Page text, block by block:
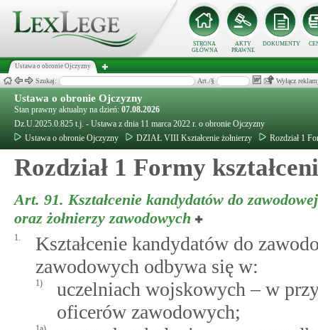
STRONA
GŁÓWNA
AKTY
PRAWNE
DOKUMENTY
Ustawa o obronie Ojczyzny
Szukaj: Art./§ Wyłącz
Ustawa o obronie Ojczyzny
Stan prawny aktualny na dzień: 07.08.2026
Dz.U.2025.0.825 t.j. - Ustawa z dnia 11 marca 2022 r. o obronie Ojczyzny
Ustawa o obronie Ojczyzny
DZIAŁ VIII Kształcenie żołnierzy Rozdział 1
Rozdział 1 Formy
Art. 91. Kształcenie kandydatów do
oraz żołnierzy zawodowych
1.
Kształcenie kandydatów do
zawodowych odbywa się w:
1)
uczelniach wojskowych – w
oficerów zawodowych;